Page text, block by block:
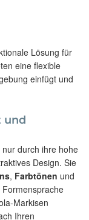
Lösung für
eine flexible
einfügt und
und
durch ihre hohe
Design. Sie
, Farbtönen und
Markisen
Ihren